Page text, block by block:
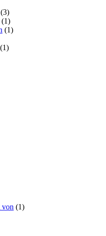
(3)
(1)
(1)
(1)
von (1)